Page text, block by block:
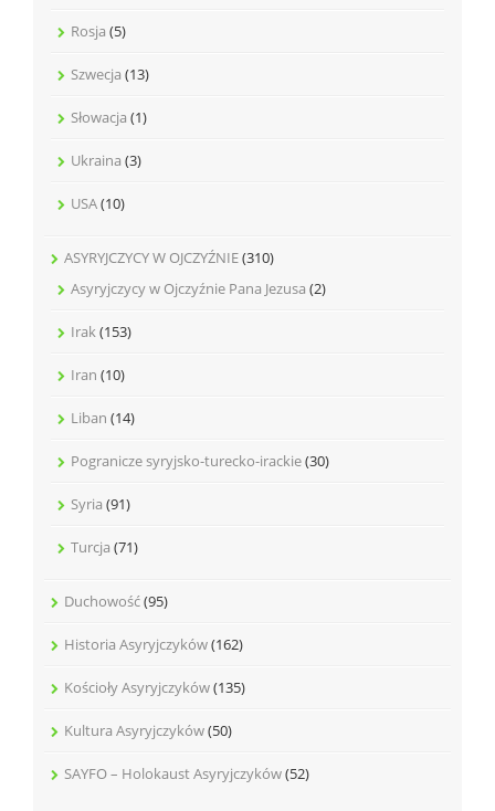
Rosja (5)
Szwecja (13)
Słowacja (1)
Ukraina (3)
USA(10)
ASYRYJCZYCY W OJCZYŹNIE(310)
Asyryjczycy w Ojczyźnie Pana Jezusa (2)
Irak(153)
Iran (10)
Liban (14)
Pogranicze syryjsko-turecko-irackie(30)
Syria (91)
Turcja (71)
Duchowość(95)
Historia Asyryjczyków(162)
Kościoły Asyryjczyków(135)
Kultura Asyryjczyków(50)
SAYFO – Holokaust Asyryjczyków(52)